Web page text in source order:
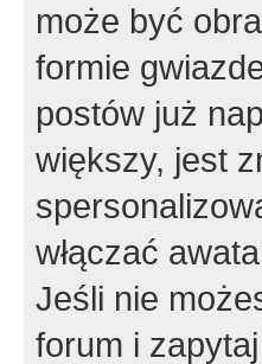
może być
formie
postów już
większy, jest
włączać
Jeśli nie
forum i